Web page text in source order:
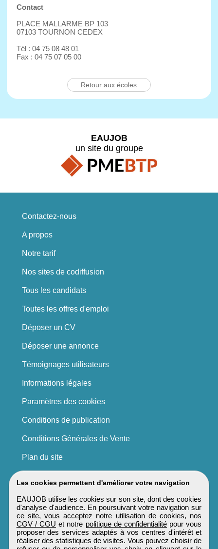
Contact
PLACE MALLARME BP 103
07103 TOURNON CEDEX
Tél : 04 75 08 48 01
Fax : 04 75 07 05 00
Retour aux écoles
Les cookies permettent d'améliorer votre navigation
EAUJOB utilise les cookies sur son site, dont des cookies
d'analyse d'audience. En poursuivant votre navigation sur
ce site, vous acceptez notre utilisation de cookies, nos
CGV / CGU et notre politique de confidentialité pour vous
proposer des services adaptés à vos centres d'intérêt et
réaliser des statistiques de visites. Vous pouvez choisir de
EAUJOB
un site du groupe
Contactez-nous
A propos
Notre tarif
Nos sites de codiffusion
Tous les candidats
Toutes les offres d'emploi
Déposer un CV
Déposer une annonce
Témoignages utilisateurs
Informations légales
Paramètres des cookies
Conditions de publication
Conditions Générales de Vente
Plan du site